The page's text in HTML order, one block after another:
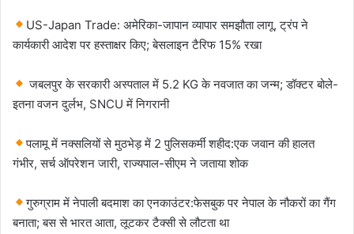
US-Japan Trade: अमेरिका-जापान व्यापार समझौता लागू, ट्रंप ने
कार्यकारी आदेश पर हस्ताक्षर किए; बेसलाइन टैरिफ 15% रखा
जबलपुर के सरकारी अस्पताल में 5.2 KG के नवजात का जन्म; डॉक्टर बोले-
इतना वजन दुर्लभ, SNCU में निगरानी
पलामू में नक्सलियों से मुठभेड़ में 2 पुलिसकर्मी शहीद:एक जवान की हालत
गंभीर, सर्च ऑपरेशन जारी, राज्यपाल-सीएम ने जताया शोक
​​गुरुग्राम में नेपाली बदमाश का एनकाउंटर:फेसबुक पर नेपाल के नौकरों का गैंग
बनाता; बस से भारत आता, लूटकर टैक्सी से लौटता था